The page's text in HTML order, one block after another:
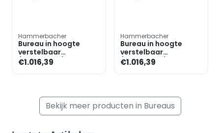
Hammerbacher
Bureau in hoogte
verstelbaar
(handmatig) incl.
dressoir »Alicante«
€1.016,39
Hammerbacher
Bureau in hoogte
verstelbaar
(handmatig) incl.
dressoir »Alicante«
€1.016,39
Bekijk meer producten in Bureaus